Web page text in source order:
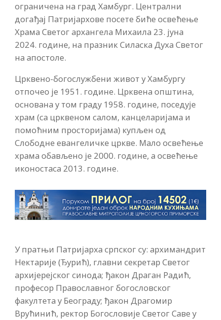
ограничена на град Хамбург. Централни
догађај Патријархове посете биће освећење
Храма Светог архангела Михаила 23. јуна
2024. године, на празник Силаска Духа Светог
на апостоле.
Црквено-богослужбени живот у Хамбургу
отпочео је 1951. године. Црквена општина,
основана у том граду 1958. године, поседује
храм (са црквеном салом, канцеларијама и
помоћним просторијама) купљен од
Слободне евангеличке цркве. Мало освећење
храма обављено је 2000. године, а освећење
иконостаса 2013. године.
У пратњи Патријарха српског су: архимандрит
Нектарије (Ђурић), главни секретар Светог
архијерејског синода; ђакон Драган Радић,
професор Православног богословског
факултета у Београду; ђакон Драгомир
Врућинић, ректор Богословије Светог Саве у